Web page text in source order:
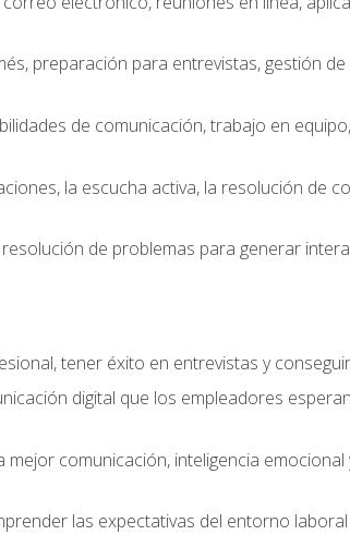
preparación para entrevistas, gestión
de comunicación, trabajo en
la escucha activa, la resolución de
de problemas para generar
tener éxito en entrevistas y
digital que los empleadores
comunicación, inteligencia emocional
las expectativas del entorno laboral